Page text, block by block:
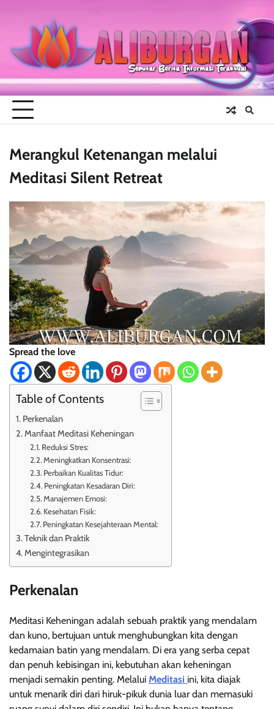
Merangkul Ketenangan melalui
Meditasi Silent Retreat
Spread the love
Table of Contents
Perkenalan
Manfaat Meditasi Keheningan
Reduksi Stres:
Meningkatkan Konsentrasi:
Perbaikan Kualitas Tidur:
Peningkatan Kesadaran Diri:
Manajemen Emosi:
Kesehatan Fisik:
Peningkatan Kesejahteraan Mental:
Teknik dan Praktik
Mengintegrasikan
Perkenalan
Meditasi Keheningan adalah sebuah praktik yang mendalam
dan kuno, bertujuan untuk menghubungkan kita dengan
kedamaian batin yang mendalam. Di era yang serba cepat
dan penuh kebisingan ini, kebutuhan akan keheningan
menjadi semakin penting. Melalui Meditasi ini, kita diajak
untuk menarik diri dari hiruk-pikuk dunia luar dan memasuki